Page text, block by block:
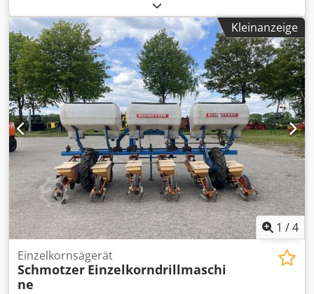
Kleinanzeige
1 /4
Einzelkornsägerät
Schmotzer Einzelkorndrillmaschi
ne